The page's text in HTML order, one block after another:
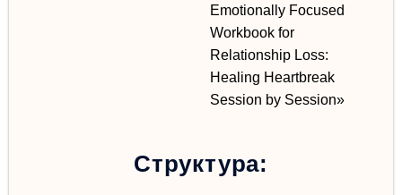
Emotionally Focused
Workbook for
Relationship Loss:
Healing Heartbreak
Session by Session»
Структура: